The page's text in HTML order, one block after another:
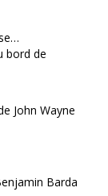
bord de
John Wayne
Barda